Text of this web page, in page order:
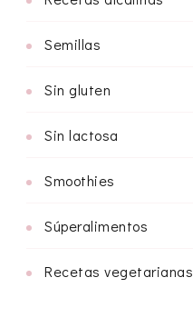
Semillas
Sin gluten
Sin lactosa
Smoothies
Súperalimentos
Recetas vegetarianas